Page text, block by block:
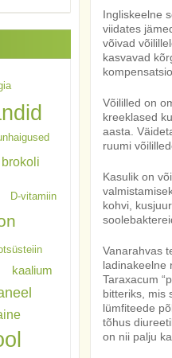
Ingliskeelne
viidates
võivad
kasvavad
Võililled on
kreeklased
aasta.
ruumi
Kasulik on
kohvi,
Vanarahvas
ladinakeelne
Taraxacum
bitteriks, mis
lümfiteede
tõhus
on nii palju
brokoli
D-vitamiin
kaalium